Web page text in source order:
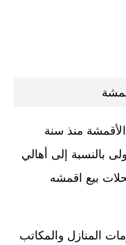
منذ سنة
بالنسبة إلى أهالي
بيع اقمشه
المنازل والمكاتب